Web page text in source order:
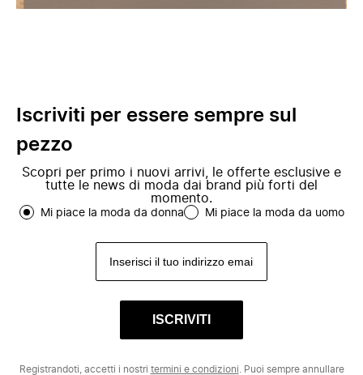
Iscriviti per essere sempre sul
pezzo
Scopri per primo i nuovi arrivi, le offerte esclusive e
tutte le news di moda dai brand più forti del
momento.
Mi piace la moda da donna Mi piace la moda da uomo
ISCRIVITI
Registrandoti, accetti i nostri termini e condizioni . Puoi sempre annullare